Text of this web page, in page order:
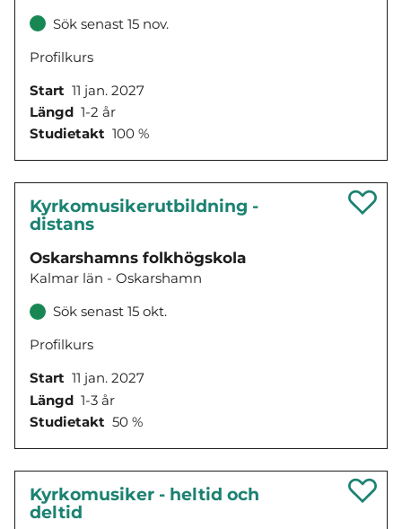
Sök senast 15 nov.
Profilkurs
Start 11 jan. 2027
Längd 1-2 år
Studietakt 100 %
Kyrkomusikerutbildning -
distans
Oskarshamns folkhögskola
Kalmar län - Oskarshamn
Sök senast 15 okt.
Profilkurs
Start 11 jan. 2027
Längd 1-3 år
Studietakt 50 %
Kyrkomusiker - heltid och
deltid